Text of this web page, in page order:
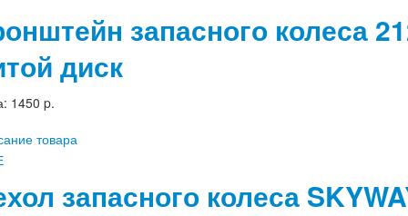
запасного колеса
диск
1450 p.
товара
запасного колеса